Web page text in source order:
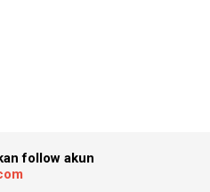
follow akun